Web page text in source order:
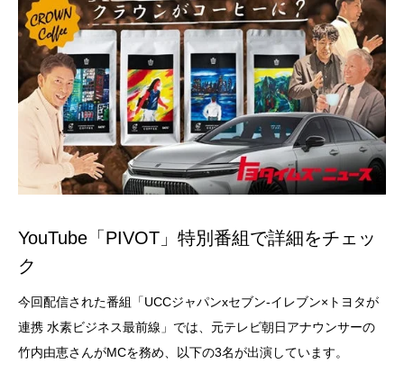
YouTube「PIVOT」特別番組で詳細をチェッ
ク
今回配信された番組「UCCジャパンxセブン-イレブン×トヨタが
連携 水素ビジネス最前線」では、元テレビ朝日アナウンサーの
竹内由恵さんがMCを務め、以下の3名が出演しています。